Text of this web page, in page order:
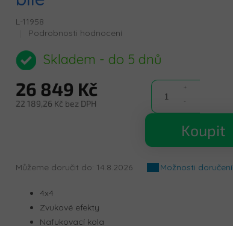
L-11958
Průměrné
produktu
je
z
5
Podrobnosti hodnocení
Skladem - do 5 dnů
26 849 Kč
22 189,26 Kč bez DPH
Koupit
Můžeme doručit do: 14.8.2026 Možnosti doručení
4x4
Zvukové efekty
Nafukovací kola